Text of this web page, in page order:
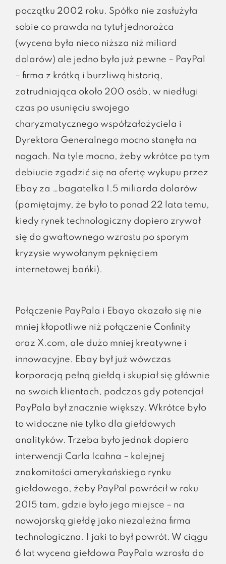
początku 2002 roku. Spółka nie zasłużyła
sobie co prawda na tytuł jednorożca
(wycena była nieco niższa niż miliard
dolarów) ale jedno było już pewne – PayPal
– firma z krótką i burzliwą historią,
zatrudniająca około 200 osób, w niedługi
czas po usunięciu swojego
charyzmatycznego współzałożyciela i
Dyrektora Generalnego mocno stanęła na
nogach. Na tyle mocno, żeby wkrótce po tym
debiucie zgodzić się na ofertę wykupu przez
Ebay za …bagatelka 1.5 miliarda dolarów
(pamiętajmy, że było to ponad 22 lata temu,
kiedy rynek technologiczny dopiero zrywał
się do gwałtownego wzrostu po sporym
kryzysie wywołanym pęknięciem
internetowej bańki).
Połączenie PayPala i Ebaya okazało się nie
mniej kłopotliwe niż połączenie Confinity
oraz X.com, ale dużo mniej kreatywne i
innowacyjne. Ebay był już wówczas
korporacją pełną giełdą i skupiał się głównie
na swoich klientach, podczas gdy potencjał
PayPala był znacznie większy. Wkrótce było
to widoczne nie tylko dla giełdowych
analityków. Trzeba było jednak dopiero
interwencji Carla Icahna – kolejnej
znakomitości amerykańskiego rynku
giełdowego, żeby PayPal powrócił w roku
2015 tam, gdzie było jego miejsce – na
nowojorską giełdę jako niezależna firma
technologiczna. I jaki to był powrót. W ciągu
6 lat wycena giełdowa PayPala wzrosła do